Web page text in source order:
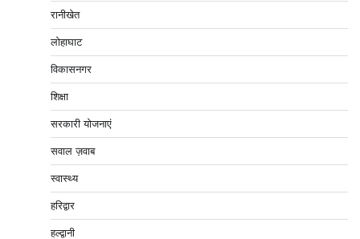
रानीखेत
लोहाघाट
विकासनगर
शिक्षा
सरकारी योजनाएं
सवाल ज़वाब
स्वास्थ्य
हरिद्वार
हल्द्वानी